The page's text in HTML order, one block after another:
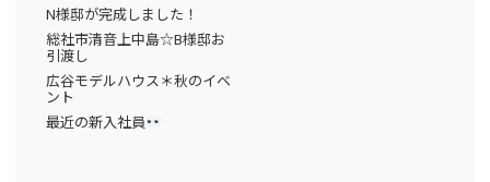
N様邸が完成しました！
総社市清音上中島☆B様邸お
引渡し
広谷モデルハウス＊秋のイベ
ント
最近の新入社員